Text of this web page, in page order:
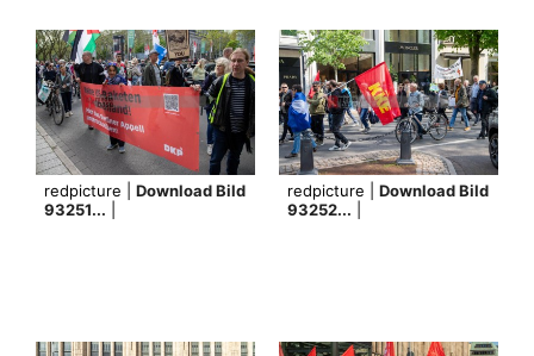
redpicture | Download Bild
93251...
redpicture | Download Bild
93252...